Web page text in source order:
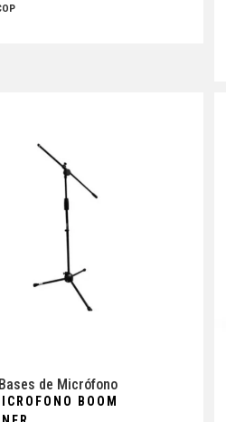
Bases de Micrófono
BOOM